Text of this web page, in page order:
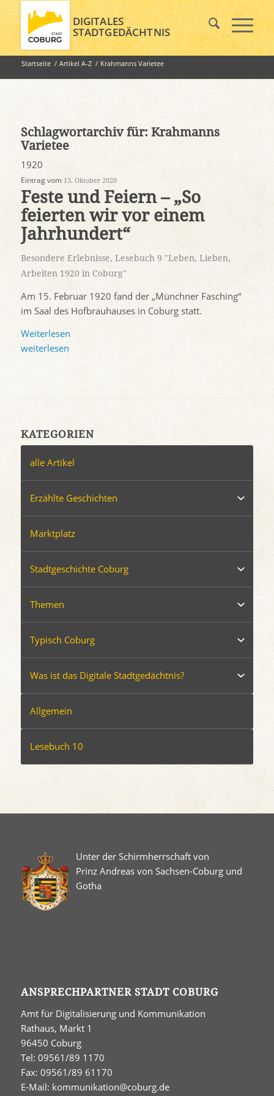
DIGITALES
STADTGEDÄCHTNIS
Startseite / Artikel A-Z / Krahmanns Varietee
Schlagwortarchiv für: Krahmanns
Varietee
1920
Eintrag vom 13. Oktober 2020
Feste und Feiern – „So
feierten wir vor einem
Jahrhundert“
Besondere Erlebnisse, Lesebuch 9 "Leben, Lieben,
Arbeiten 1920 in Coburg"
Am 15. Februar 1920 fand der „Münchner Fasching“
im Saal des Hofbrauhauses in Coburg statt.
Weiterlesen
weiterlesen
KATEGORIEN
alle Artikel
Erzählte Geschichten
Marktplatz
Stadtgeschichte Coburg
Themen
Typisch Coburg
Was ist das Digitale Stadtgedächtnis?
Allgemein
Lesebuch 10
Unter der Schirmherrschaft von
Prinz Andreas von Sachsen-Coburg und
Gotha
ANSPRECHPARTNER STADT COBURG
Amt für Digitalisierung und Kommunikation
Rathaus, Markt 1
96450 Coburg
Tel: 09561/89 1170
Fax: 09561/89 61170
E-Mail: kommunikation@coburg.de